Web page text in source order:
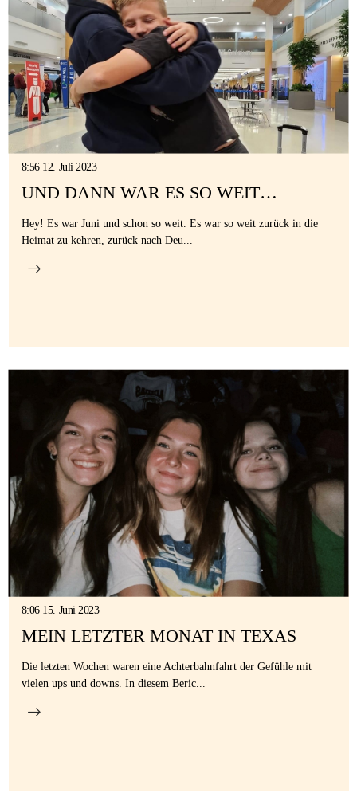
8:56 12. Juli 2023
UND DANN WAR ES SO WEIT…
Hey! Es war Juni und schon so weit. Es war so weit zurück in die
Heimat zu kehren, zurück nach Deu...
8:06 15. Juni 2023
MEIN LETZTER MONAT IN TEXAS
Die letzten Wochen waren eine Achterbahnfahrt der Gefühle mit
vielen ups und downs. In diesem Beric...